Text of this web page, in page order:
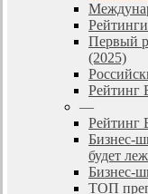
Первый
(2025)
Рейтинг
—
Рейтинг
Бизнес-
будет
Бизнес-
ТОП